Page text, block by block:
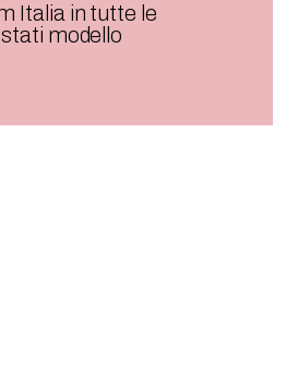
Italia in tutte le
modello